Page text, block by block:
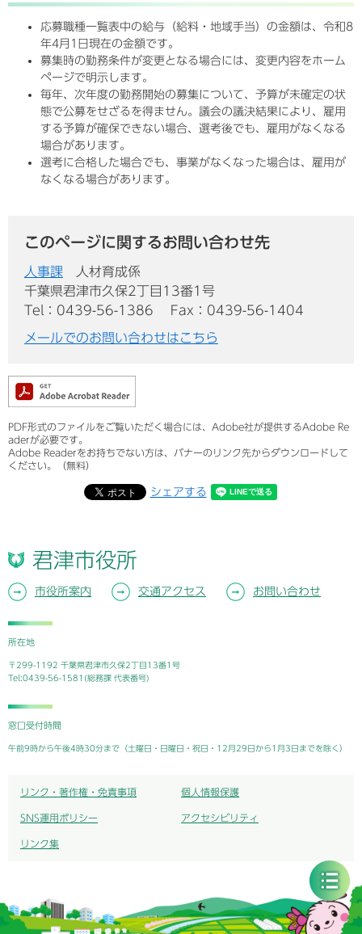
応募職種一覧表中の給与（給料・地域手当）の金額は、令和8
年4月1日現在の金額です。
募集時の勤務条件が変更となる場合には、変更内容をホーム
ページで明示します。
毎年、次年度の勤務開始の募集について、予算が未確定の状
態で公募をせざるを得ません。議会の議決結果により、雇用
する予算が確保できない場合、選考後でも、雇用がなくなる
場合があります。
選考に合格した場合でも、事業がなくなった場合は、雇用が
なくなる場合があります。
このページに関するお問い合わせ先
人事課
人材育成係
千葉県君津市久保2丁目13番1号
Tel：0439-56-1386
Fax：0439-56-1404
メールでのお問い合わせはこちら
PDF形式のファイルをご覧いただく場合には、Adobe社が提供するAdobe Re
aderが必要です。
Adobe Readerをお持ちでない方は、バナーのリンク先からダウンロードして
ください。（無料）
シェアする
君津市役所
市役所案内 交通アクセス お問い合わせ
所在地
〒299-1192 千葉県君津市久保2丁目13番1号
Tel:0439-56-1581(総務課 代表番号)
窓口受付時間
午前9時から午後4時30分まで（土曜日・日曜日・祝日・12月29日から1月3日までを除く）
リンク・著作権・免責事項 個人情報保護
SNS運用ポリシー アクセシビリティ
リンク集